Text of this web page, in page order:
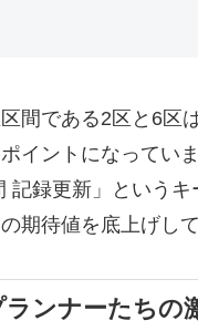
間である2区と6区
イントになっていま
録更新」という
期待値を底上げし
ンナーたちの